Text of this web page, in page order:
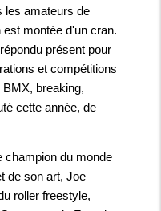
les amateurs de
montée d'un cran.
présent pour
et compétitions
breaking,
cette année, de
champion du monde
de son art, Joe
roller freestyle,